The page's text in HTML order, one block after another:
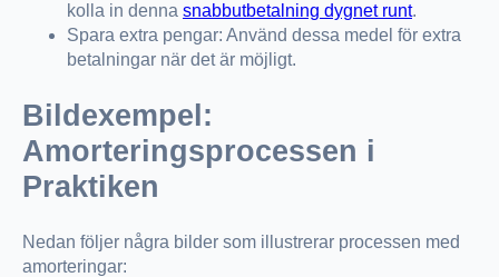
kolla in denna snabbutbetalning dygnet runt.
Spara extra pengar: Använd dessa medel för extra
betalningar när det är möjligt.
Bildexempel:
Amorteringsprocessen i
Praktiken
Nedan följer några bilder som illustrerar processen med
amorteringar: